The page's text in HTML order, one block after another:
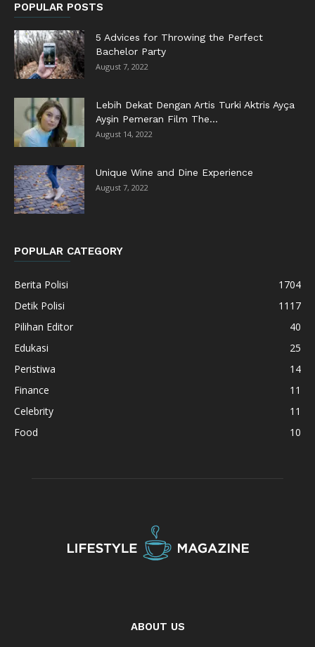
POPULAR POSTS
5 Advices for Throwing the Perfect
Bachelor Party
August 7, 2022
Lebih Dekat Dengan Artis Turki Aktris Ayça
Ayşin Pemeran Film The...
August 14, 2022
Unique Wine and Dine Experience
August 7, 2022
POPULAR CATEGORY
Berita Polisi
1704
Detik Polisi
1117
Pilihan Editor
40
Edukasi
25
Peristiwa
14
Finance
11
Celebrity
11
Food
10
ABOUT US